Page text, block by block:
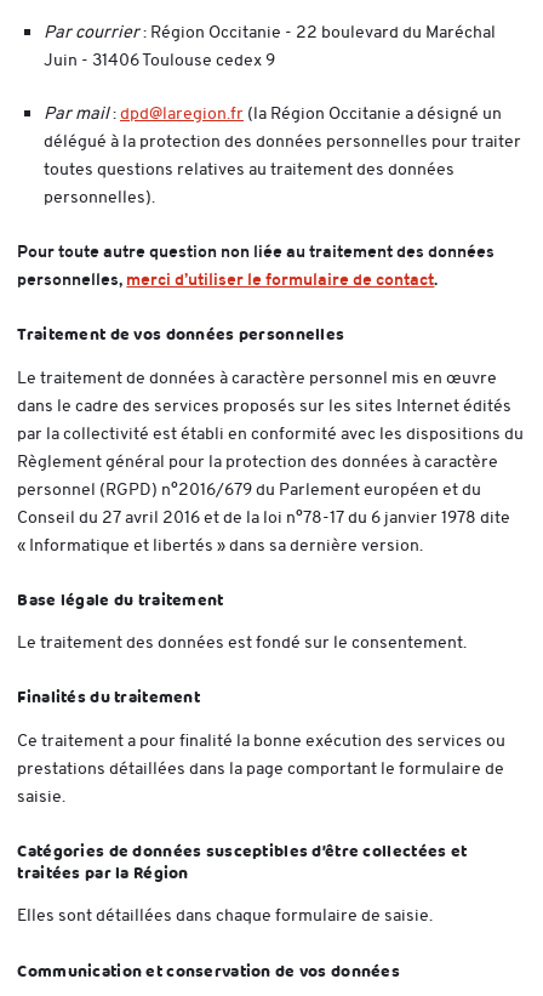
Par courrier: Région Occitanie - 22 boulevard du Maréchal
Juin - 31406 Toulouse cedex 9
Par mail:dpd@laregion.fr (la Région Occitanie a désigné un
délégué à la protection des données personnelles pour traiter
toutes questions relatives au traitement des données
personnelles).
Pour toute autre question non liée au traitement des données
personnelles, merci d’utiliser le formulaire de contact- Nouvelle
.
Traitement de vos données personnelles
Le traitement de données à caractère personnel mis en œuvre
dans le cadre des services proposés sur les sites Internet édités
par la collectivité est établi en conformité avec les dispositions du
Règlement général pour la protection des données à caractère
personnel (RGPD) n°2016/679 du Parlement européen et du
Conseil du 27 avril 2016 et de la loi n°78-17 du 6 janvier 1978 dite
« Informatique et libertés » dans sa dernière version.
Base légale du traitement
Le traitement des données est fondé sur le consentement.
Finalités du traitement
Ce traitement a pour finalité la bonne exécution des services ou
prestations détaillées dans la page comportant le formulaire de
saisie.
Catégories de données susceptibles d’être collectées et
traitées par la Région
Elles sont détaillées dans chaque formulaire de saisie.
Communication et conservation de vos données